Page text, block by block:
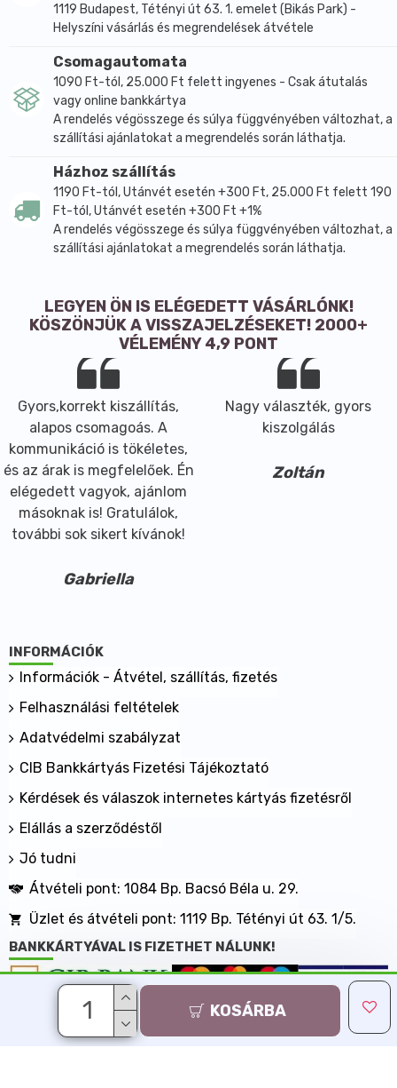
KOSÁRBA
1119 Budapest, Tétényi út 63. 1. emelet (Bikás Park) -
Helyszíni vásárlás és megrendelések átvétele
Csomagautomata
1090 Ft-tól, 25.000 Ft felett ingyenes - Csak átutalás
vagy online bankkártya
A rendelés végösszege és súlya függvényében változhat, a
szállítási ajánlatokat a megrendelés során láthatja.
Házhoz szállítás
1190 Ft-tól, Utánvét esetén +300 Ft, 25.000 Ft felett 190
Ft-tól, Utánvét esetén +300 Ft +1%
A rendelés végösszege és súlya függvényében változhat, a
szállítási ajánlatokat a megrendelés során láthatja.
LEGYEN ÖN IS ELÉGEDETT VÁSÁRLÓNK!
KÖSZÖNJÜK A VISSZAJELZÉSEKET! 2000+
VÉLEMÉNY 4,9 PONT
Gyors,korrekt kiszállítás,
alapos csomagoás. A
kommunikáció is tökéletes,
és az árak is megfelelőek. Én
elégedett vagyok, ajánlom
másoknak is! Gratulálok,
további sok sikert kívánok!
Gabriella
Nagy választék, gyors
kiszolgálás
Zoltán
INFORMÁCIÓK
Információk - Átvétel, szállítás, fizetés
Felhasználási feltételek
Adatvédelmi szabályzat
CIB Bankkártyás Fizetési Tájékoztató
Kérdések és válaszok internetes kártyás fizetésről
Elállás a szerződéstől
Jó tudni
Átvételi pont: 1084 Bp. Bacsó Béla u. 29.
Üzlet és átvételi pont: 1119 Bp. Tétényi út 63. 1/5.
BANKKÁRTYÁVAL IS FIZETHET NÁLUNK!
Minden jog fenntartva, MaxShopping Kft. 2013-2026
Árukereső.hu